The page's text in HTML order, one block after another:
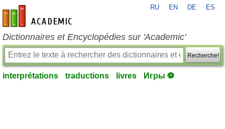
fr-academic.com
RU EN DE ES
Dictionnaires et Encyclopédies sur 'Academic'
Recherche!
interprétations traductions livres Игры ⚽